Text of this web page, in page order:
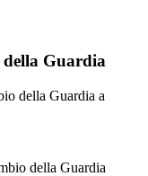
Guardia
della Guardia a
della Guardia